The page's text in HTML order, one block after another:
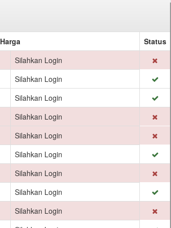
Harga
Status
Silahkan Login
Silahkan Login
Silahkan Login
Silahkan Login
Silahkan Login
Silahkan Login
Silahkan Login
Silahkan Login
Silahkan Login